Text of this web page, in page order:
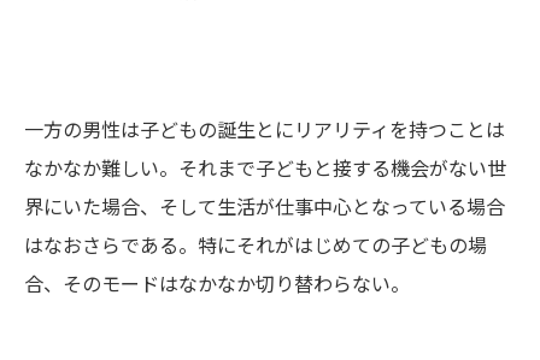
一方の男性は子どもの誕生とにリアリティを持つことは
なかなか難しい。それまで子どもと接する機会がない世
界にいた場合、そして生活が仕事中心となっている場合
はなおさらである。特にそれがはじめての子どもの場
合、そのモードはなかなか切り替わらない。